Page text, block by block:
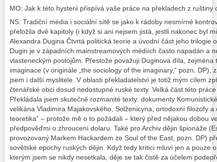
MO: Jak k této hysterii přispívá vaše práce na překladech z ruštiny
NS: Tradiční média i sociální sítě se jako k rádoby nesmírné
přeložila dvě kapitoly (i když si ani nejsem jistá, jestli nakonec byl
Alexandra Dugina Čtvrtá politická teorie a úvodní část jeho trilogie
Dugin je v západních mainstreamových médiích často napadán a
vlasteneckým postojům. Přestože považuji Duginova díla,
imaginace (v originále „the sociology of the imaginary,“ pozn. DP),
jsem i další myslitele. V oblasti překladatelství je totiž mým cílem
čtenářské obci dosud nedostupné ruské texty. Velká část této
Překládala jsem skutečně rozmanité texty: dokumenty
velikána Vladimira Majakovského, Solženicyna, ortodoxní filozofy a
teoretika“ – protože mě o to požádali – který před nějakou dobou
předpověďmi o zhroucení dolaru. Také pro Archiv dějin špionáže
provozovaný Markem Hackardem ze Soul of the East, pozn. DP)
sovětské epochy ruských dějin. Když tedy kritici mluví jen a pouze
kterým jsem se nikdy nesetkala, děje se tak čistě za účelem